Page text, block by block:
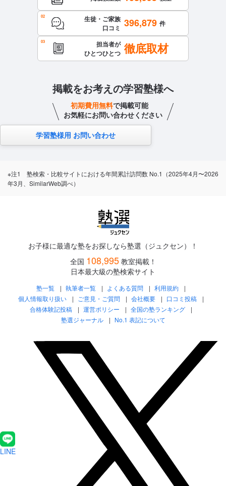
生徒・ご家族
口コミ 396,879 件
担当者が
ひとつひとつ 徹底取材
掲載をお考えの学習塾様へ
初期費用無料で掲載可能
お気軽にお問い合わせください
学習塾様用 お問い合わせ
※注1 塾検索・比較サイトにおける年間累計訪問数 No.1（2025年4月〜2026
年3月、SimilarWeb調べ）
お子様に最適な塾をお探しなら塾選（ジュクセン）！
全国 108,995 教室掲載！
日本最大級の塾検索サイト
塾一覧 執筆者一覧 よくある質問
利用規約
個人情報取り扱い
ご意見・ご質問 会社概要
口コミ投稿
合格体験記投稿
運営ポリシー
全国の塾ランキング
塾選ジャーナル
No.1 表記について
LINE